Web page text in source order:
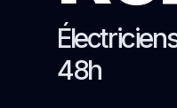
48h